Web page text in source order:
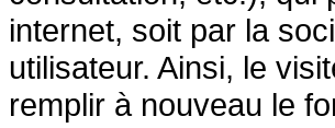
internet, soit par la
utilisateur. Ainsi, le
remplir à nouveau le